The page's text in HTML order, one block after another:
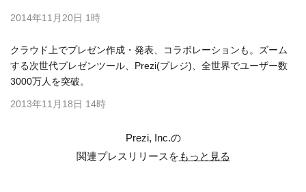
2014年11月20日 1時
クラウド上でプレゼン作成・発表、コラボレーションも。ズーム
する次世代プレゼンツール、Prezi(プレジ)、全世界でユーザー数
3000万人を突破。
2013年11月18日 14時
Prezi, Inc.の
関連プレスリリースをもっと見る